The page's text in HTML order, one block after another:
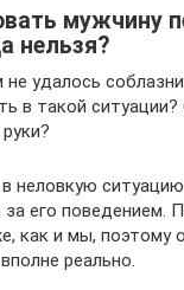
мужчину
нельзя?
удалось
в такой
неловкую
за его поведением.
как и мы, поэтому
реально.